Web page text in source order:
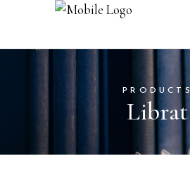
PRODUCTS
Librat